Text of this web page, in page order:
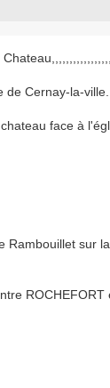
de Cernay-la-ville.
face à
Rambouillet sur
ROCHEFORT